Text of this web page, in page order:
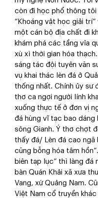
còn đi học phổ thông
“Khoáng vật học giải
một cán bộ địa chất đi
khám phá các tầng vỉa
xù xì thời gian hóa
sáng tác đội tuyên văn
vụ khai thác lèn đá ở
thống nhất. Chính ủy sư
thơ ca ngợi người lính
xuống thực tế ở đơn vị
đá hùng vĩ tạc bao dáng
sông Gianh. Ý thơ chợt
thấy đá/ Lèn đá cao
cũng bỗng hóa tâm
biên tạp lục” thì làng đá
bàn Quán Khải xã xưa
Vang, xứ Quảng Nam.
Việt Nam cổ truyền